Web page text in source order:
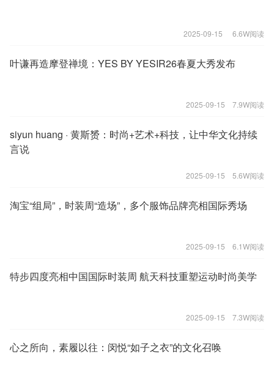
2025-09-15 6.6W阅读
叶谦再造摩登禅境：YES BY YESIR26春夏大秀发布
2025-09-15 7.9W阅读
siyun huang · 黄斯赟：时尚+艺术+科技，让中华文化持续
言说
2025-09-15 5.6W阅读
淘宝“组局”，时装周“造场”，多个服饰品牌亮相国际秀场
2025-09-15 6.1W阅读
特步四度亮相中国国际时装周 航天科技重塑运动时尚美学
2025-09-15 7.3W阅读
心之所向，素履以往：闵悦“如子之衣”的文化召唤